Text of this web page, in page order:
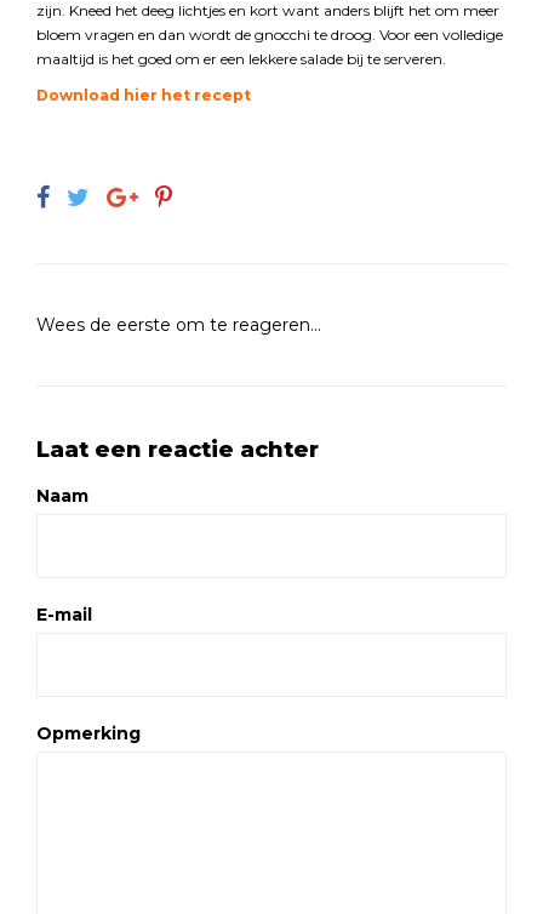
zijn. Kneed het deeg lichtjes en kort want anders blijft het om meer
bloem vragen en dan wordt de gnocchi te droog. Voor een volledige
maaltijd is het goed om er een lekkere salade bij te serveren.
Download hier het recept
Wees de eerste om te reageren...
Laat een reactie achter
Naam
E-mail
Opmerking